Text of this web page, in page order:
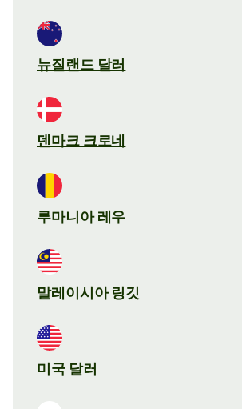
뉴질랜드 달러
덴마크 크로네
루마니아 레우
말레이시아 링깃
미국 달러